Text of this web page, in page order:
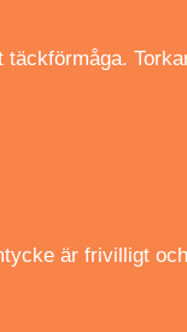
är frivilligt